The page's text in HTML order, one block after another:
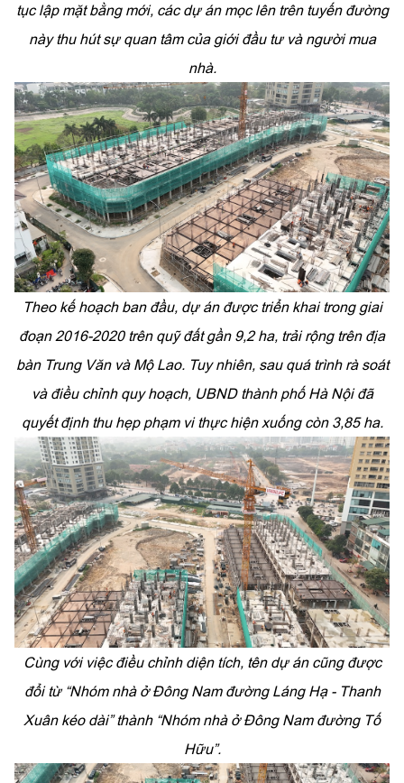
tục lập mặt bằng mới, các dự án mọc lên trên tuyến đường
này thu hút sự quan tâm của giới đầu tư và người mua
nhà.
Theo kế hoạch ban đầu, dự án được triển khai trong giai
đoạn 2016-2020 trên quỹ đất gần 9,2 ha, trải rộng trên địa
bàn Trung Văn và Mộ Lao. Tuy nhiên, sau quá trình rà soát
và điều chỉnh quy hoạch, UBND thành phố Hà Nội đã
quyết định thu hẹp phạm vi thực hiện xuống còn 3,85 ha.
Cùng với việc điều chỉnh diện tích, tên dự án cũng được
đổi từ “Nhóm nhà ở Đông Nam đường Láng Hạ - Thanh
Xuân kéo dài” thành “Nhóm nhà ở Đông Nam đường Tố
Hữu”.